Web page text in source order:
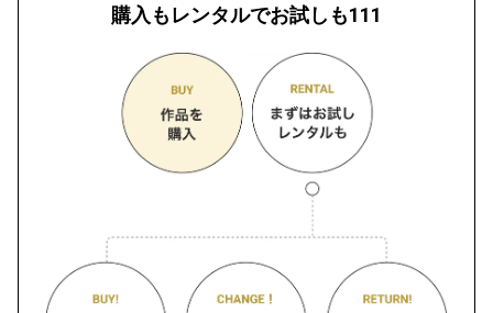
購入もレンタルでお試しも111